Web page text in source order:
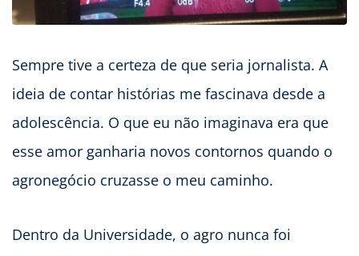
Sempre tive a certeza de que seria jornalista. A
ideia de contar histórias me fascinava desde a
adolescência. O que eu não imaginava era que
esse amor ganharia novos contornos quando o
agronegócio cruzasse o meu caminho.
Dentro da Universidade, o agro nunca foi